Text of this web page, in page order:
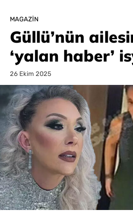
MAGAZIN
Güllü’nün
‘yalan haber’
26 Ekim 2025